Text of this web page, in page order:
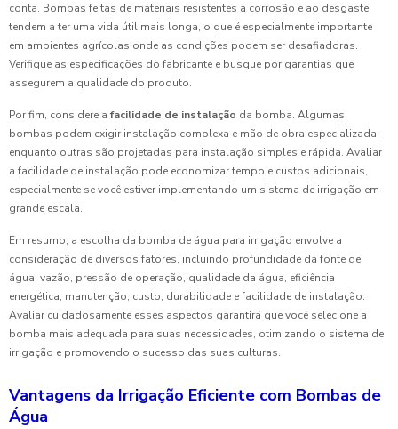
conta. Bombas feitas de materiais resistentes à corrosão e ao desgaste
tendem a ter uma vida útil mais longa, o que é especialmente importante
em ambientes agrícolas onde as condições podem ser desafiadoras.
Verifique as especificações do fabricante e busque por garantias que
assegurem a qualidade do produto.
Por fim, considere a facilidade de instalação da bomba. Algumas
bombas podem exigir instalação complexa e mão de obra especializada,
enquanto outras são projetadas para instalação simples e rápida. Avaliar
a facilidade de instalação pode economizar tempo e custos adicionais,
especialmente se você estiver implementando um sistema de irrigação em
grande escala.
Em resumo, a escolha da bomba de água para irrigação envolve a
consideração de diversos fatores, incluindo profundidade da fonte de
água, vazão, pressão de operação, qualidade da água, eficiência
energética, manutenção, custo, durabilidade e facilidade de instalação.
Avaliar cuidadosamente esses aspectos garantirá que você selecione a
bomba mais adequada para suas necessidades, otimizando o sistema de
irrigação e promovendo o sucesso das suas culturas.
Vantagens da Irrigação Eficiente com Bombas de
Água